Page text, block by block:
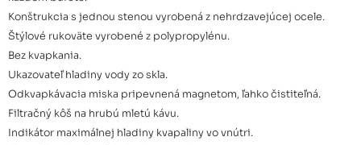
Perkolátor UNIQ 14 l, svetlosivý
Perkolátor UNIQ 7 l, taupe
Konštrukcia s jednou stenou vyrobená z nehrdzavejúcej ocele.
Štýlové rukoväte vyrobené z polypropylénu.
Bez kvapkania.
Ukazovateľ hladiny vody zo skla.
Odkvapkávacia miska pripevnená magnetom, ľahko čistiteľná.
Filtračný kôš na hrubú mletú kávu.
Indikátor maximálnej hladiny kvapaliny vo vnútri.